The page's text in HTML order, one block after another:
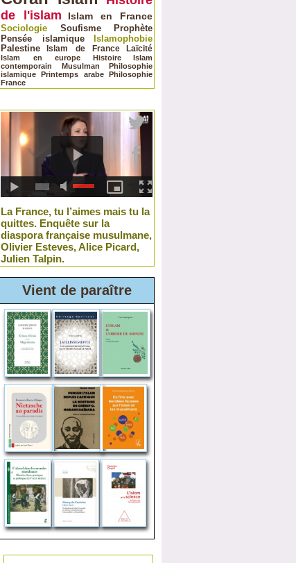
de l'islam
Islam en France
Sociologie Soufisme
Prophète
Pensée islamique
Islamophobie
Palestine Islam de France
Laïcité
Islam en europe
Histoire
Islam
contemporain
Musulman
Philosophie
islamique Printemps arabe Philosophie
France
La France, tu l’aimes mais tu la
quittes. Enquête sur la
diaspora française musulmane,
Olivier Esteves, Alice Picard,
Julien Talpin.
Vient de paraître